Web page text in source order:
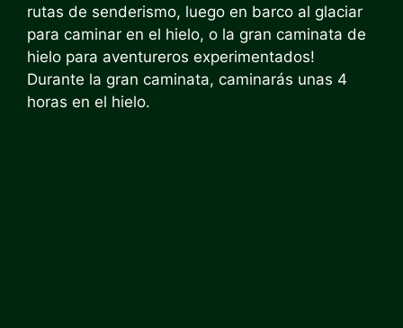
rutas de senderismo, luego en barco al glaciar
para caminar en el hielo, o la gran caminata de
hielo para aventureros experimentados!
Durante la gran caminata, caminarás unas 4
horas en el hielo.